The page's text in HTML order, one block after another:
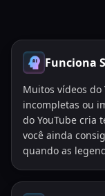
Funciona
Muitos vídeos do
incompletas ou
do YouTube cria
você ainda
quando as